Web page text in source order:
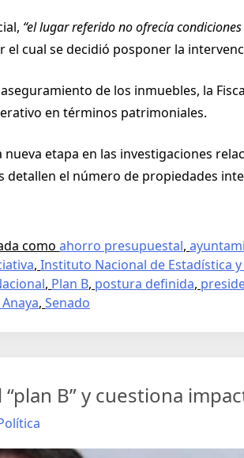
“el lugar referido no ofrecía
el cual se decidió posponer la
de los inmuebles, la
en términos patrimoniales.
etapa en las investigaciones
detallen el número de propiedades
como ahorro presupuestal,
, Instituto Nacional de Estadística
, Plan B, postura definida,
, Senado
B” y cuestiona